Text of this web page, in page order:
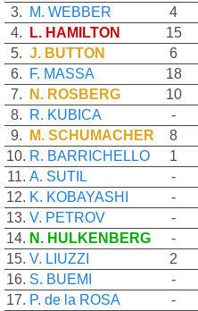
3.
M. WEBBER 4
4.
L. HAMILTON 15
5. J. BUTTON 6
6.
F. MASSA 18
7.
N. ROSBERG 10
8.
R. KUBICA -
9.
M. SCHUMACHER 8
10. R. BARRICHELLO 1
11. A. SUTIL -
12. K. KOBAYASHI -
13. V. PETROV -
14. N. HULKENBERG -
15. V. LIUZZI 2
16. S. BUEMI -
17. P. de la ROSA -